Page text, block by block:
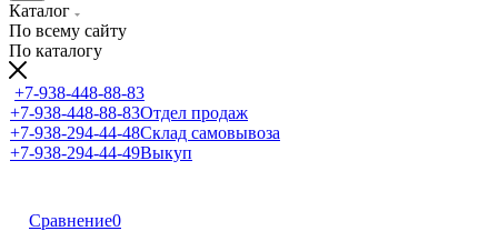
Каталог
По всему сайту
По каталогу
+7-938-448-88-83
+7-938-448-88-83Отдел продаж
+7-938-294-44-48Склад самовывоза
+7-938-294-44-49Выкуп
Сравнение0